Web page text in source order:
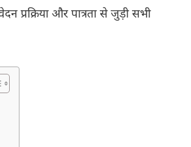
और पात्रता से जुड़ी सभी